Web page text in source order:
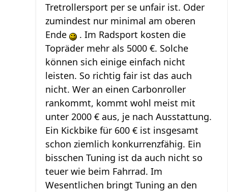
Tretrollersport per se unfair ist. Oder
zumindest nur minimal am oberen
Ende
. Im Radsport kosten die
Topräder mehr als 5000 €. Solche
können sich einige einfach nicht
leisten. So richtig fair ist das auch
nicht. Wer an einen Carbonroller
rankommt, kommt wohl meist mit
unter 2000 € aus, je nach Ausstattung.
Ein Kickbike für 600 € ist insgesamt
schon ziemlich konkurrenzfähig. Ein
bisschen Tuning ist da auch nicht so
teuer wie beim Fahrrad. Im
Wesentlichen bringt Tuning an den